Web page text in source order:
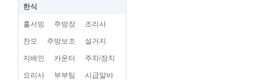
한식
홀서빙 주방장 조리사
찬모 주방보조 설거지
지배인 카운터 주차/장치
요리사 부부팀 시급알바